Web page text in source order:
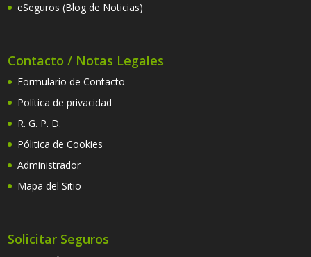
eSeguros (Blog de Noticias)
Contacto / Notas Legales
Formulario de Contacto
Política de privacidad
R. G. P. D.
Pólitica de Cookies
Administrador
Mapa del Sitio
Solicitar Seguros